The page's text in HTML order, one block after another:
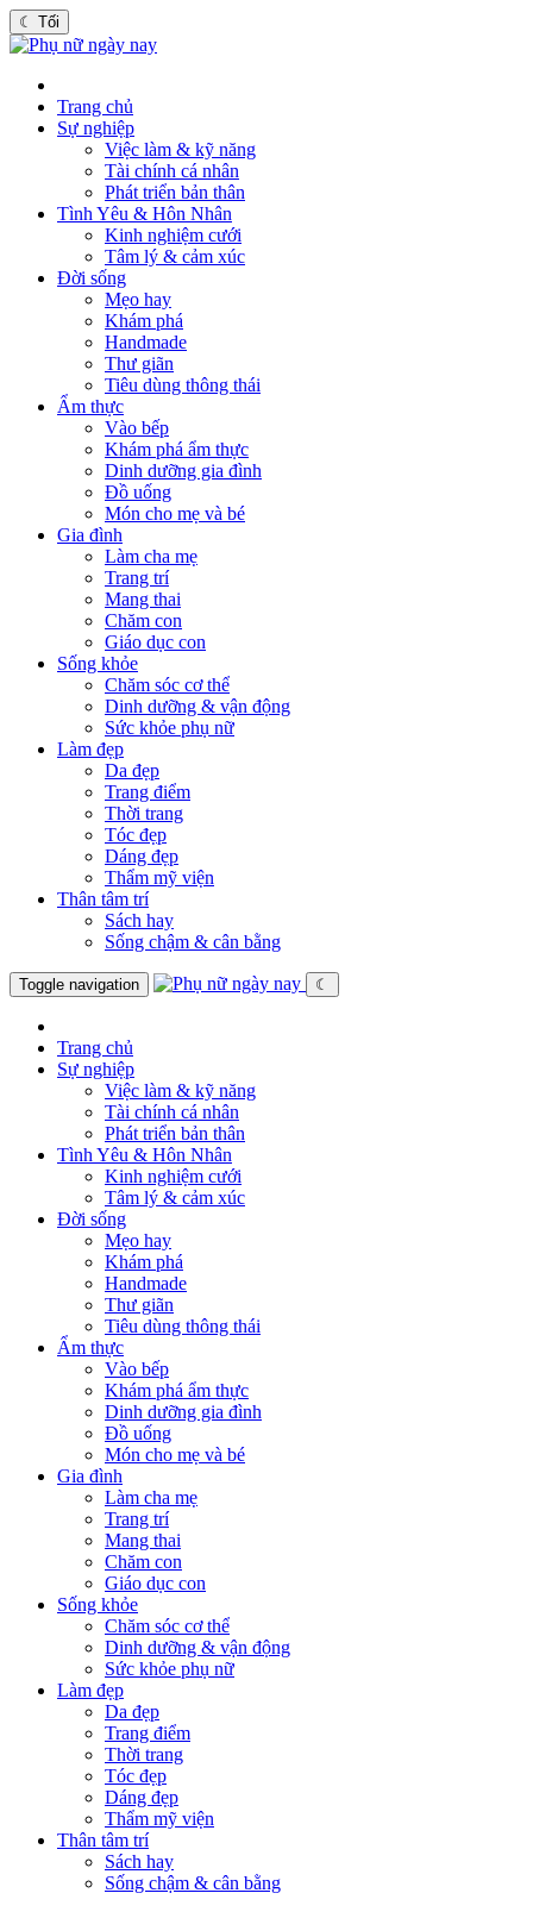
☾ Tối
Trang chủ
Sự nghiệp
Việc làm & kỹ năng
Tài chính cá nhân
Phát triển bản thân
Tình Yêu & Hôn Nhân
Kinh nghiệm cưới
Tâm lý & cảm xúc
Đời sống
Mẹo hay
Khám phá
Handmade
Thư giãn
Tiêu dùng thông thái
Ẩm thực
Vào bếp
Khám phá ẩm thực
Dinh dưỡng gia đình
Đồ uống
Món cho mẹ và bé
Gia đình
Làm cha mẹ
Trang trí
Mang thai
Chăm con
Giáo dục con
Sống khỏe
Chăm sóc cơ thể
Dinh dưỡng & vận động
Sức khỏe phụ nữ
Làm đẹp
Da đẹp
Trang điểm
Thời trang
Tóc đẹp
Dáng đẹp
Thẩm mỹ viện
Thân tâm trí
Sách hay
Sống chậm & cân bằng
Toggle navigation ☾
Trang chủ
Sự nghiệp
Việc làm & kỹ năng
Tài chính cá nhân
Phát triển bản thân
Tình Yêu & Hôn Nhân
Kinh nghiệm cưới
Tâm lý & cảm xúc
Đời sống
Mẹo hay
Khám phá
Handmade
Thư giãn
Tiêu dùng thông thái
Ẩm thực
Vào bếp
Khám phá ẩm thực
Dinh dưỡng gia đình
Đồ uống
Món cho mẹ và bé
Gia đình
Làm cha mẹ
Trang trí
Mang thai
Chăm con
Giáo dục con
Sống khỏe
Chăm sóc cơ thể
Dinh dưỡng & vận động
Sức khỏe phụ nữ
Làm đẹp
Da đẹp
Trang điểm
Thời trang
Tóc đẹp
Dáng đẹp
Thẩm mỹ viện
Thân tâm trí
Sách hay
Sống chậm & cân bằng